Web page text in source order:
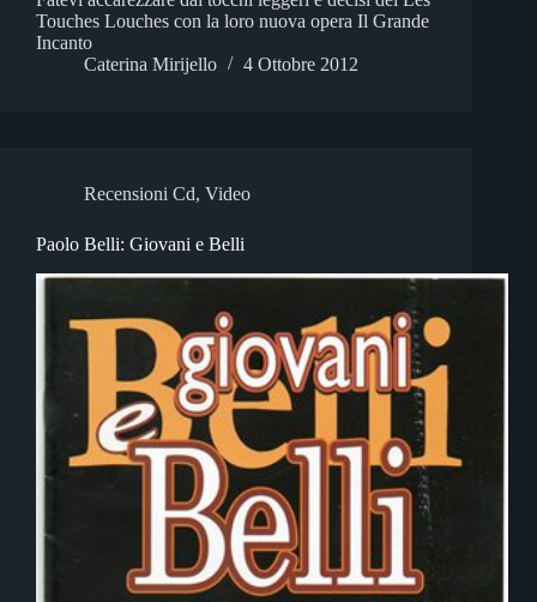
Touches Louches con la loro nuova opera Il Grande
Incanto
Caterina Mirijello
4 Ottobre 2012
Recensioni Cd, Video
Paolo Belli: Giovani e Belli